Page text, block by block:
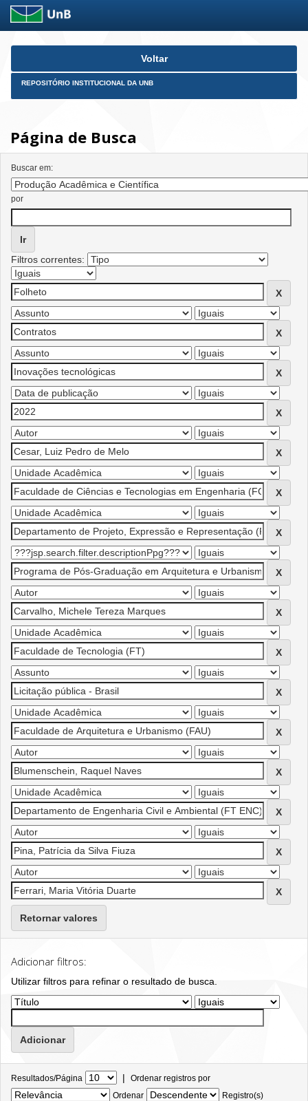
Skip
Voltar
REPOSITÓRIO INSTITUCIONAL DA UNB
Página de Busca
Buscar em:
por
Filtros correntes:
Retornar valores
Adicionar filtros:
Utilizar filtros para refinar o resultado de busca.
Resultados/Página | Ordenar registros por
Ordenar
Registro(s)